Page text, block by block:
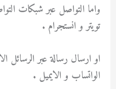
واما التواصل عبر شبكات
تويتر و انستجرام .
او ارسال رسالة عبر الرسائل
الواتساب و الايميل .